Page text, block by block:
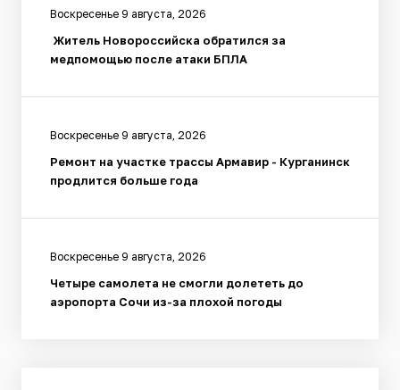
Воскресенье 9 августа, 2026
Житель Новороссийска обратился за
медпомощью после атаки БПЛА
Воскресенье 9 августа, 2026
Ремонт на участке трассы Армавир - Курганинск
продлится больше года
Воскресенье 9 августа, 2026
Четыре самолета не смогли долететь до
аэропорта Сочи из-за плохой погоды